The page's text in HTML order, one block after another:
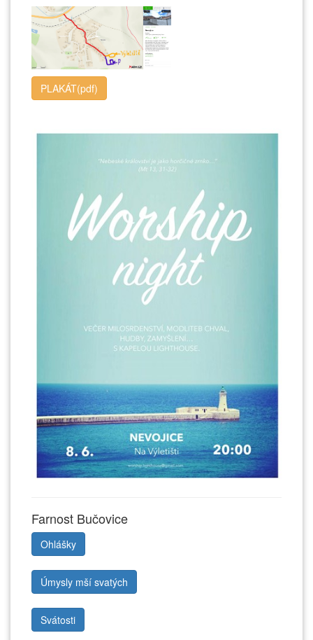
PLAKÁT(pdf)
Farnost Bučovice
Ohlášky
Úmysly mší svatých
Svátosti